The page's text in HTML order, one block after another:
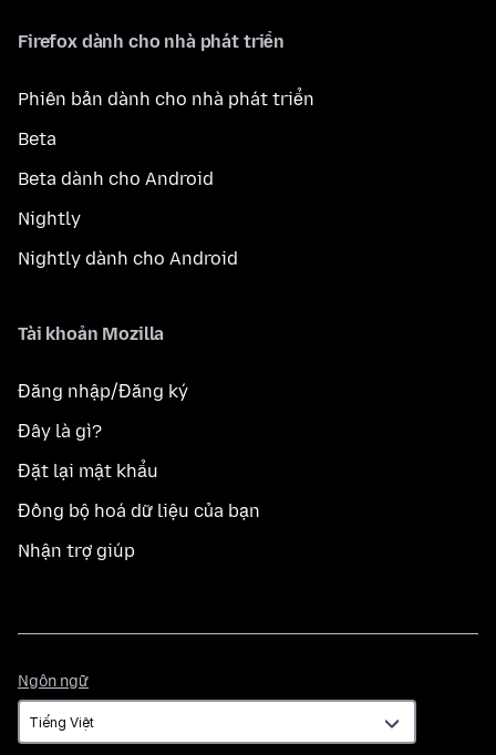
Firefox dành cho nhà phát triển
Phiên bản dành cho nhà phát triển
Beta
Beta dành cho Android
Nightly
Nightly dành cho Android
Tài khoản Mozilla
Đăng nhập/Đăng ký
Đây là gì?
Đặt lại mật khẩu
Đồng bộ hoá dữ liệu của bạn
Nhận trợ giúp
Ngôn ngữ
ngữ